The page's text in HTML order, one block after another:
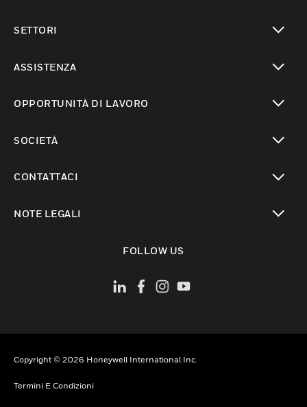
SETTORI
ASSISTENZA
OPPORTUNITÀ DI LAVORO
SOCIETÀ
CONTATTACI
NOTE LEGALI
FOLLOW US
Copyright © 2026 Honeywell International Inc.
Termini E Condizioni